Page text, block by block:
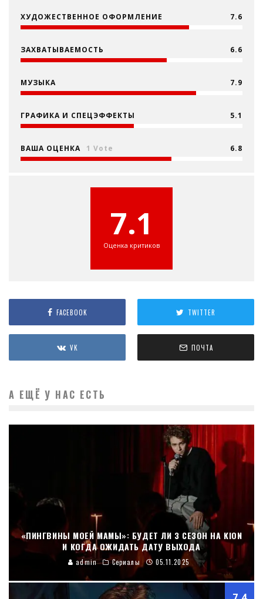
ХУДОЖЕСТВЕННОЕ ОФОРМЛЕНИЕ 7.6
ЗАХВАТЫВАЕМОСТЬ 6.6
МУЗЫКА 7.9
ГРАФИКА И СПЕЦЭФФЕКТЫ 5.1
ВАША ОЦЕНКА 1 Vote 6.8
7.1
Оценка критиков
FACEBOOK TWITTER
VK ПОЧТА
А ЕЩЁ У НАС ЕСТЬ
«ПИНГВИНЫ МОЕЙ МАМЫ»: БУДЕТ ЛИ 3 СЕЗОН НА KION
И КОГДА ОЖИДАТЬ ДАТУ ВЫХОДА
admin Сериалы 05.11.2025